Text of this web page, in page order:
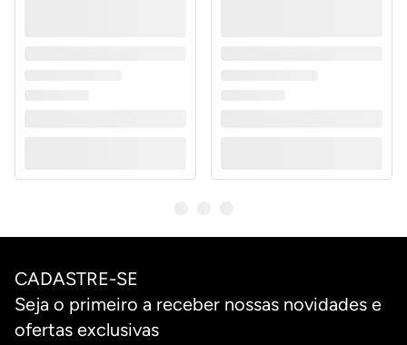
CADASTRE-SE
Seja o primeiro a receber nossas novidades e
ofertas exclusivas